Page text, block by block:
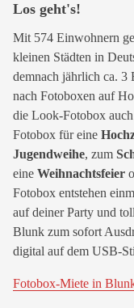
Los geht's!
Mit 574 Einwohnern
kleinen Städten in
demnach jährlich ca. 3
nach Fotoboxen auf
die Look-Fotobox
Fotobox für eine
Jugendweihe, zum
eine Weihnachtsfeier
Fotobox entstehen
auf deiner Party und
Blunk zum sofort
digital auf dem USB-
Fotobox-Miete in